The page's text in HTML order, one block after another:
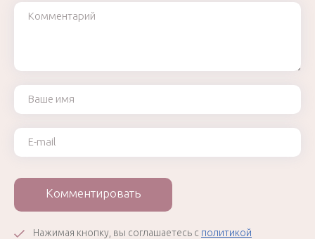
Комментарий
Ваше имя
Ваш e-mail
Комментировать
Нажимая кнопку, вы соглашаетесь с политикой